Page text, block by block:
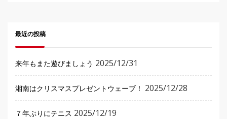
最近の投稿
来年もまた遊びましょう 2025/12/31
湘南はクリスマスプレゼントウェーブ！ 2025/12/28
７年ぶりにテニス 2025/12/19